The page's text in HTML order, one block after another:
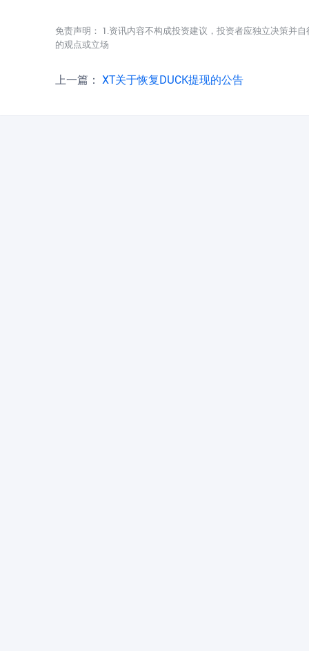
免责声明： 1.资讯内容不构成投资建议，投资者应独立决策并
的观点或立场
上一篇： XT关于恢复DUCK提现的公告